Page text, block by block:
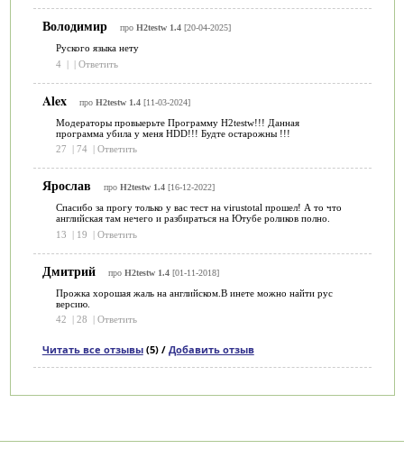
Володимир про H2testw 1.4[20-04-2025]
Руского языка нету
4 | | Ответить
Alex про H2testw 1.4[11-03-2024]
Модераторы провыерьте Программу H2testw!!! Данная
программа убила у меня HDD!!! Будте остарожны !!!
27
74 Ответить
Ярослав про H2testw 1.4[16-12-2022]
Спасибо за прогу только у вас тест на virustotal прошел! А то что
английская там нечего и разбираться на Ютубе роликов полно.
13
| 19 | Ответить
Дмитрий про H2testw 1.4[01-11-2018]
Прожка хорошая жаль на английском.В инете можно найти рус
версию.
42
28 Ответить
Читать все отзывы(5) / Добавить отзыв